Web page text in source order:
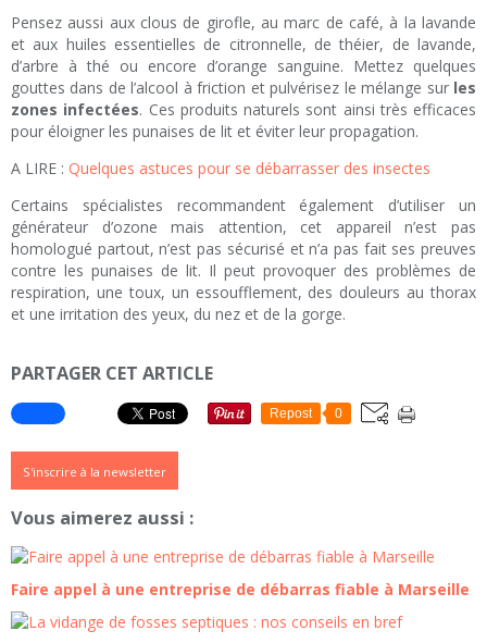
Pensez aussi aux clous de girofle, au marc de café, à la lavande
et aux huiles essentielles de citronnelle, de théier, de lavande,
d’arbre à thé ou encore d’orange sanguine. Mettez quelques
gouttes dans de l’alcool à friction et pulvérisez le mélange sur les
zones infectées. Ces produits naturels sont ainsi très efficaces
pour éloigner les punaises de lit et éviter leur propagation.
A LIRE : Quelques astuces pour se débarrasser des insectes
Certains spécialistes recommandent également d’utiliser un
générateur d’ozone mais attention, cet appareil n’est pas
homologué partout, n’est pas sécurisé et n’a pas fait ses preuves
contre les punaises de lit. Il peut provoquer des problèmes de
respiration, une toux, un essoufflement, des douleurs au thorax
et une irritation des yeux, du nez et de la gorge.
PARTAGER CET ARTICLE
Repost 0
S'inscrire à la newsletter
Vous aimerez aussi :
Faire appel à une entreprise de débarras fiable à Marseille